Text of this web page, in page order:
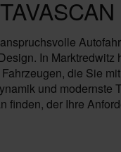
In
die Sie
und
der Ihre